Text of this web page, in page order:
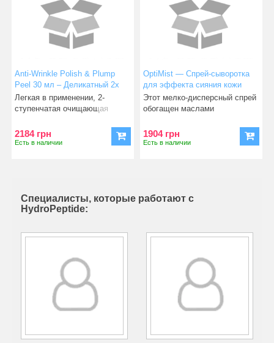
Anti-Wrinkle Polish & Plump
Peel 30 мл – Деликатный 2х
фазный омолаживающий
пилинг
Легкая в применении, 2-
ступенчатая очищающая
2184 грн
Есть в наличии
OptiMist — Спрей-сыворотка
для эффекта сияния кожи
Этот мелко-дисперсный спрей
обогащен маслами
1904 грн
Есть в наличии
Специалисты, которые работают с
HydroPeptide: